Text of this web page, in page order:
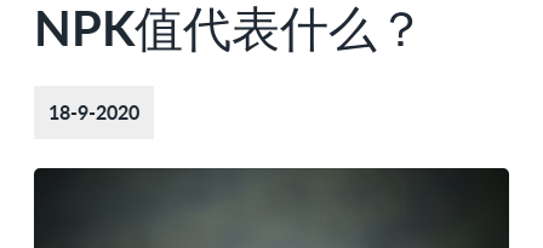
NPK值代表什么？
18-9-2020